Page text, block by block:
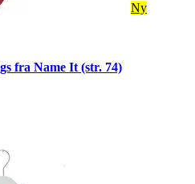
Ny
fra Name It (str. 74)